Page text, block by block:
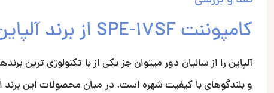
کامپوننت SPE-17SF از برند آلپاین
آلپاین را از سالیان دور میتوان جز یکی از با تکنولوژی